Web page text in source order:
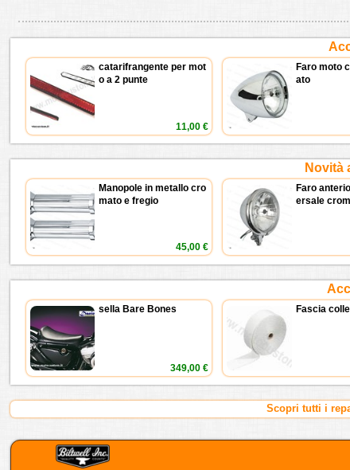
catarifrangente per mot
o a 2 punte
11,00 €
Faro moto
ato
Novità
Manopole in metallo cro
mato e fregio
45,00 €
Faro
ersale
sella Bare Bones
349,00 €
Fascia
Scopri tutti i